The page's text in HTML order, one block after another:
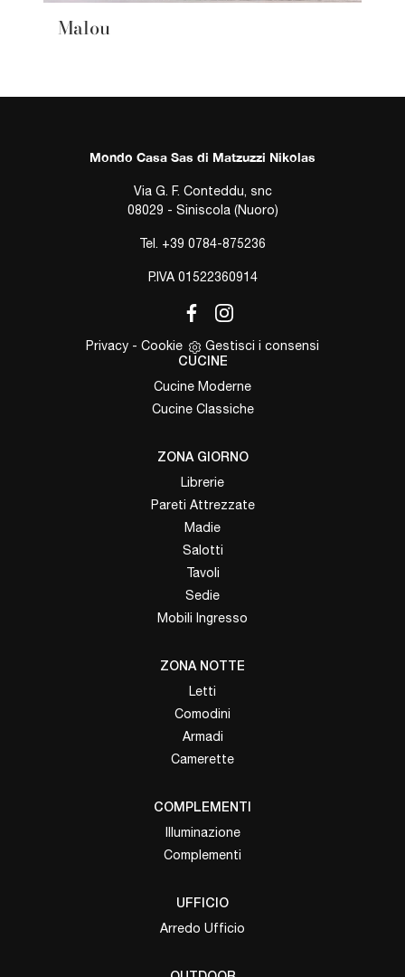
Malou
Mondo Casa Sas di Matzuzzi Nikolas
Via G. F. Conteddu, snc
08029 - Siniscola (Nuoro)
Tel. +39 0784-875236
P.IVA 01522360914
Privacy - Cookie Gestisci i consensi
CUCINE
Cucine Moderne
Cucine Classiche
ZONA GIORNO
Librerie
Pareti Attrezzate
Madie
Salotti
Tavoli
Sedie
Mobili Ingresso
ZONA NOTTE
Letti
Comodini
Armadi
Camerette
COMPLEMENTI
Illuminazione
Complementi
UFFICIO
Arredo Ufficio